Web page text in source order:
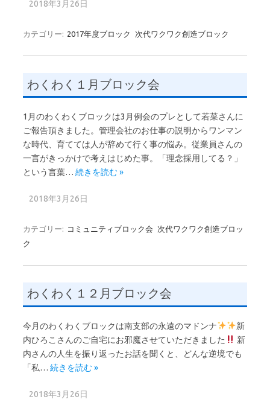
2018年3月26日
カテゴリー: 2017年度ブロック 次代ワクワク創造ブロック
わくわく１月ブロック会
1月のわくわくブロックは3月例会のプレとして若菜さんに
ご報告頂きました。管理会社のお仕事の説明からワンマン
な時代、育てては人が辞めて行く事の悩み。従業員さんの
一言がきっかけで考えはじめた事。「理念採用してる？」
という言葉… 続きを読む »
2018年3月26日
カテゴリー: コミュニティブロック会
次代ワクワク創造ブロッ
ク
わくわく１２月ブロック会
今月のわくわくブロックは南支部の永遠のマドンナ
新
内ひろこさんのご自宅にお邪魔させていただきました
新
内さんの人生を振り返ったお話を聞くと、どんな逆境でも
「私… 続きを読む »
2018年3月26日